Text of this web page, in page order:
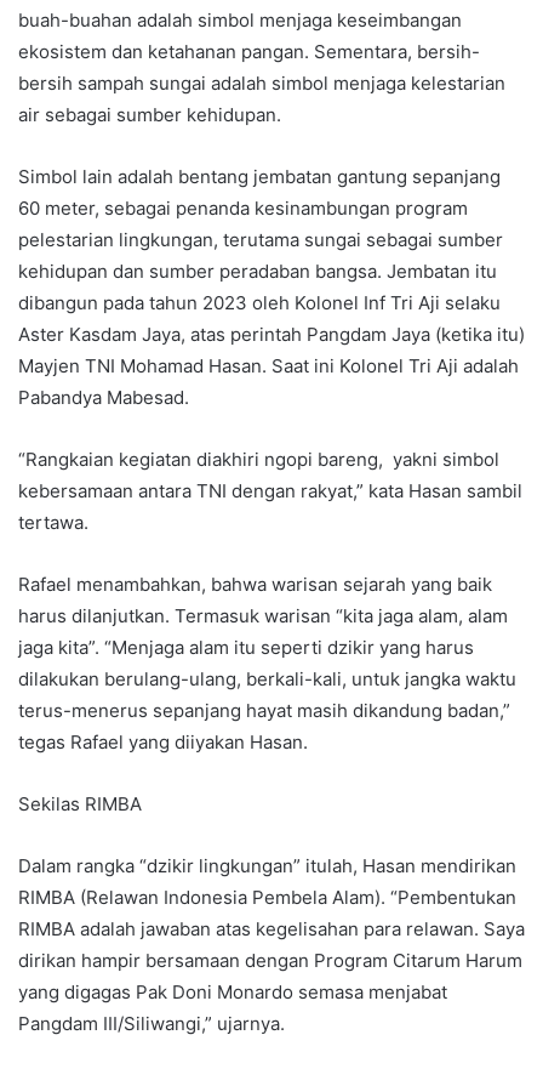
buah-buahan adalah simbol menjaga keseimbangan
ekosistem dan ketahanan pangan. Sementara, bersih-
bersih sampah sungai adalah simbol menjaga kelestarian
air sebagai sumber kehidupan.
Simbol lain adalah bentang jembatan gantung sepanjang
60 meter, sebagai penanda kesinambungan program
pelestarian lingkungan, terutama sungai sebagai sumber
kehidupan dan sumber peradaban bangsa. Jembatan itu
dibangun pada tahun 2023 oleh Kolonel Inf Tri Aji selaku
Aster Kasdam Jaya, atas perintah Pangdam Jaya (ketika itu)
Mayjen TNI Mohamad Hasan. Saat ini Kolonel Tri Aji adalah
Pabandya Mabesad.
“Rangkaian kegiatan diakhiri ngopi bareng, yakni simbol
kebersamaan antara TNI dengan rakyat,” kata Hasan sambil
tertawa.
Rafael menambahkan, bahwa warisan sejarah yang baik
harus dilanjutkan. Termasuk warisan “kita jaga alam, alam
jaga kita”. “Menjaga alam itu seperti dzikir yang harus
dilakukan berulang-ulang, berkali-kali, untuk jangka waktu
terus-menerus sepanjang hayat masih dikandung badan,”
tegas Rafael yang diiyakan Hasan.
Sekilas RIMBA
Dalam rangka “dzikir lingkungan” itulah, Hasan mendirikan
RIMBA (Relawan Indonesia Pembela Alam). “Pembentukan
RIMBA adalah jawaban atas kegelisahan para relawan. Saya
dirikan hampir bersamaan dengan Program Citarum Harum
yang digagas Pak Doni Monardo semasa menjabat
Pangdam III/Siliwangi,” ujarnya.